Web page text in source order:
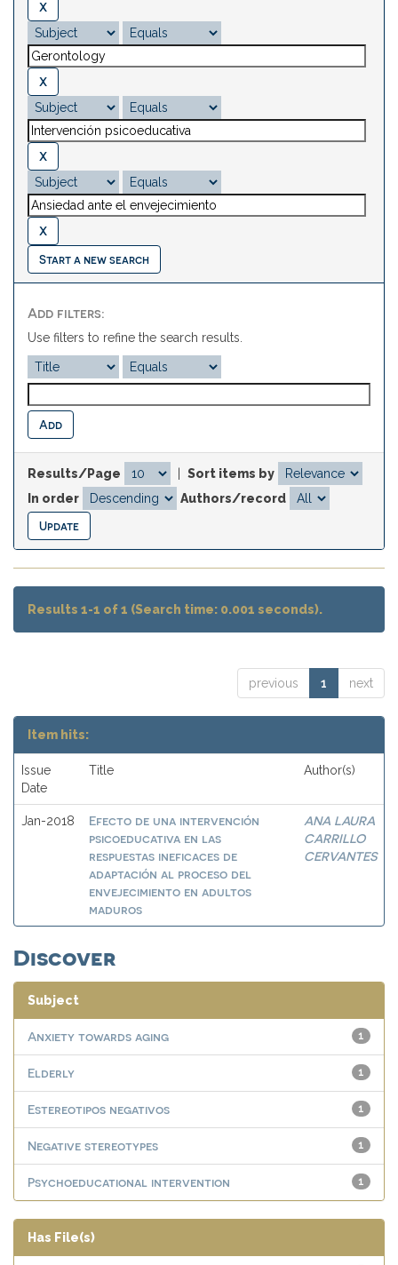
Start a new search
Add filters:
Use filters to refine the search results.
Results/Page
Sort items by
In order
Authors/record
Results 1-1 of 1 (Search time: 0.001 seconds).
previous 1 next
Item hits:
Issue
Date
Title Author(s)
Jan-2018
Efecto de una intervención
psicoeducativa en las
respuestas ineficaces de
adaptación al proceso del
envejecimiento en adultos
maduros
ANA LAURA
CARRILLO
CERVANTES
Discover
Subject
1
Anxiety towards aging
1
Elderly
1
Estereotipos negativos
1
Negative stereotypes
1
Psychoeducational intervention
Has File(s)